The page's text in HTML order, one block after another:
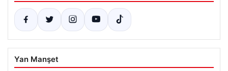
Yan Manşet